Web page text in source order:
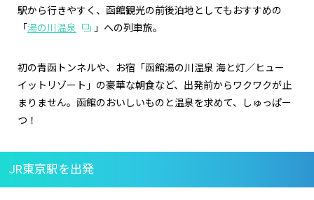
駅から行きやすく、函館観光の前後泊地としてもおすすめの
「 湯の川温泉 」への列車旅。
初の青函トンネルや、お宿「函館湯の川温泉 海と灯／ヒュー
イットリゾート」の豪華な朝食など、出発前からワクワクが止
まりません。函館のおいしいものと温泉を求めて、しゅっぱー
つ！
JR東京駅を出発